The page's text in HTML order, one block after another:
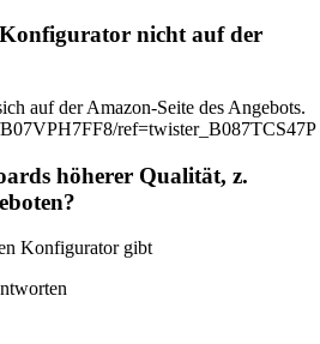
nicht auf der
auf der Amazon-Seite des Angebots.
ref=twister_B087TCS47P
höherer Qualität, z.
Konfigurator gibt